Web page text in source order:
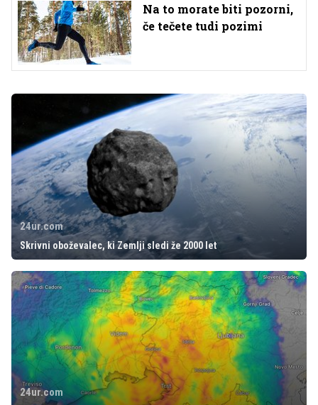
Na to morate biti pozorni,
če tečete tudi pozimi
24ur.com
Skrivni oboževalec, ki Zemlji sledi že 2000 let
24ur.com